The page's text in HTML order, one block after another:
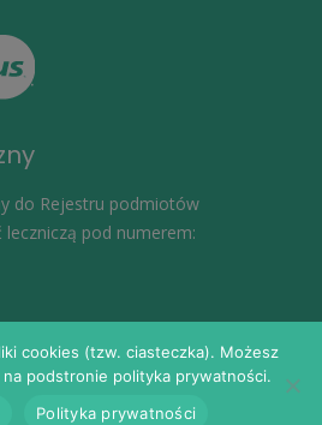
do Rejestru podmiotów
leczniczą pod numerem:
. Wszelkie prawa zastrzeżone.
cookies (tzw. ciasteczka). Możesz
podstronie polityka prywatności.
Polityka prywatności